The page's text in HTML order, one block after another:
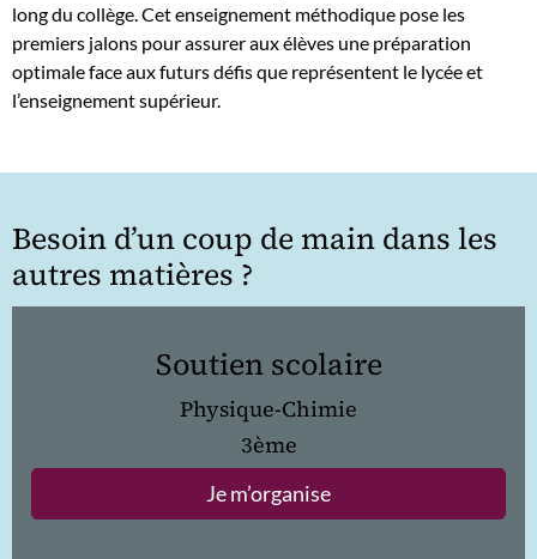
long du collège. Cet enseignement méthodique pose les
premiers jalons pour assurer aux élèves une préparation
optimale face aux futurs défis que représentent le lycée et
l’enseignement supérieur.
Besoin d’un coup de main dans les
autres matières ?
Soutien scolaire
Physique-Chimie
3ème
Je m’organise